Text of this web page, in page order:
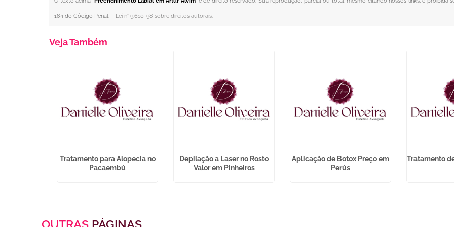
184 do Código Penal. – Lei n° 9.610-98 sobre direitos autorais.
Veja Também
Tratamento para Alopecia no
Pacaembú
Depilação a Laser no Rosto
Valor em Pinheiros
Aplicação de Botox Preço em
Perús
Tratamento